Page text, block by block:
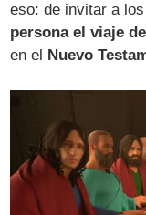
eso: de invitar a
persona el viaje
en el
Nuevo